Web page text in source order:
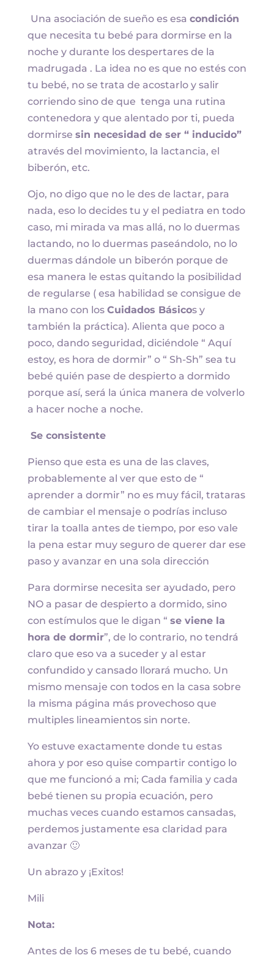
Una asociación de sueño es esa condición
que necesita tu bebé para dormirse en la
noche y durante los despertares de la
madrugada . La idea no es que no estés con
tu bebé, no se trata de acostarlo y salir
corriendo sino de que tenga una rutina
contenedora y que alentado por ti, pueda
dormirse sin necesidad de ser “ inducido”
através del movimiento, la lactancia, el
biberón, etc.
Ojo, no digo que no le des de lactar, para
nada, eso lo decides tu y el pediatra en todo
caso, mi mirada va mas allá, no lo duermas
lactando, no lo duermas paseándolo, no lo
duermas dándole un biberón porque de
esa manera le estas quitando la posibilidad
de regularse ( esa habilidad se consigue de
la mano con los Cuidados Básicos y
también la práctica). Alienta que poco a
poco, dando seguridad, diciéndole “ Aquí
estoy, es hora de dormir” o “ Sh-Sh” sea tu
bebé quién pase de despierto a dormido
porque así, será la única manera de volverlo
a hacer noche a noche.
Se consistente
Pienso que esta es una de las claves,
probablemente al ver que esto de “
aprender a dormir” no es muy fácil, trataras
de cambiar el mensaje o podrías incluso
tirar la toalla antes de tiempo, por eso vale
la pena estar muy seguro de querer dar ese
paso y avanzar en una sola dirección
Para dormirse necesita ser ayudado, pero
NO a pasar de despierto a dormido, sino
con estímulos que le digan “ se viene la
hora de dormir”, de lo contrario, no tendrá
claro que eso va a suceder y al estar
confundido y cansado llorará mucho. Un
mismo mensaje con todos en la casa sobre
la misma página más provechoso que
multiples lineamientos sin norte.
Yo estuve exactamente donde tu estas
ahora y por eso quise compartir contigo lo
que me funcionó a mi; Cada familia y cada
bebé tienen su propia ecuación, pero
muchas veces cuando estamos cansadas,
perdemos justamente esa claridad para
avanzar 🙂
Un abrazo y ¡Exitos!
Mili
Nota:
Antes de los 6 meses de tu bebé, cuando